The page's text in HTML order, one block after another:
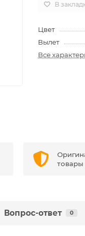
В
Цвет
Вылет
Все
товары
Вопрос-ответ 0